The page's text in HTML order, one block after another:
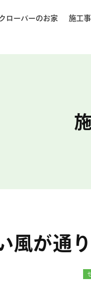
クローバーのお家 施工
風が通